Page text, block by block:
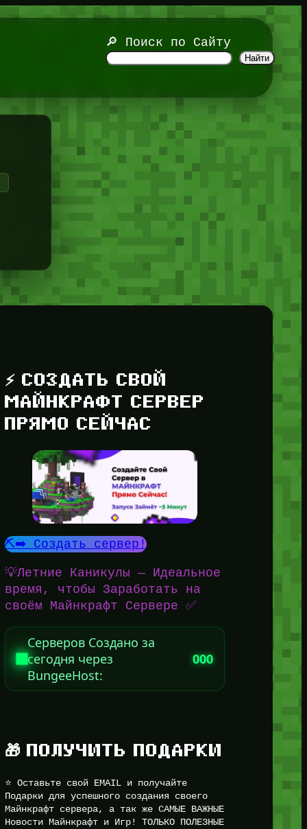
🔎 Поиск по Сайту
Найти
⚡ СОЗДАТЬ СВОЙ
МАЙНКРАФТ СЕРВЕР
ПРЯМО СЕЙЧАС
⛏️➡️ Создать сервер!
💡Летние Каникулы — Идеальное
время, чтобы Заработать на
своём Майнкрафт Сервере ✅
Серверов Создано за
сегодня через
BungeeHost:
000
🎁 ПОЛУЧИТЬ ПОДАРКИ
⭐ Оставьте свой EMAIL и получайте
Подарки для успешного создания своего
Майнкрафт сервера, а так же САМЫЕ ВАЖНЫЕ
Новости Майнкрафт и Игр! ТОЛЬКО ПОЛЕЗНЫЕ